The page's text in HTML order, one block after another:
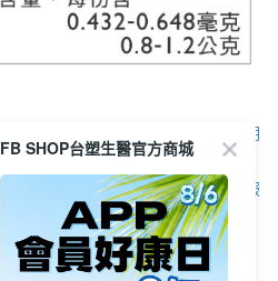
顯示電腦版詳細說明
客服
FB SHOP台塑生醫官方商城